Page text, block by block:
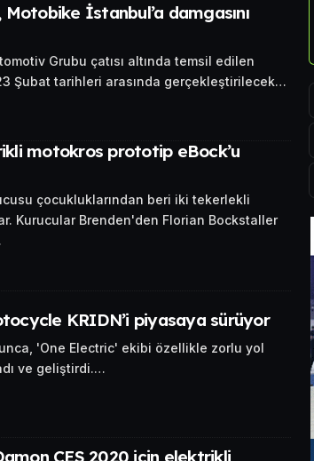
İstanbul’a damgasını
Grubu çatısı altında temsil edilen
Şubat tarihleri arasında gerçekleştirilecek…
motokros prototip eBock’u
çocukluklarından beri iki tekerlekli
Kurucular Brenden'den Florian Bockstaller
KRIDN’i piyasaya sürüyor
'One Electric' ekibi özellikle zorlu yol
ve geliştirdi.…
CES 2020 için elektrikli